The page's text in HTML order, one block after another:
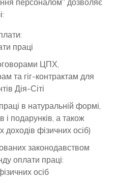
персоналом” дозволяє
праці
ЦПХ,
та гіг-контрактам для
Дія-Сіті
в натуральній формі,
і подарунків, а також
доходів фізичних осіб)
законодавством
оплати праці:
осіб